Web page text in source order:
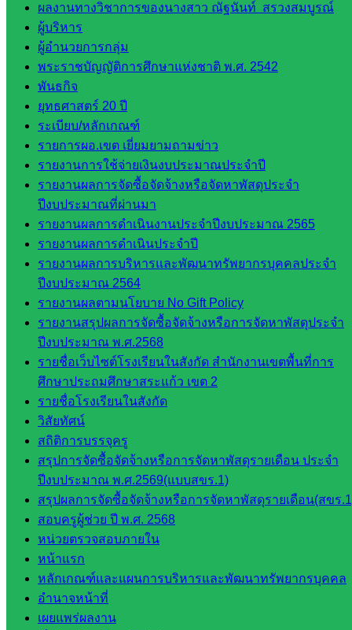
ผลงานทางวิชาการของนางสาว ณัฐนันท์ สรวงสมบูรณ์
ผู้บริหาร
ผู้อำนวยการกลุ่ม
พระราชบัญญัติการศึกษาแห่งชาติ พ.ศ. 2542
พันธกิจ
ยุทธศาสตร์ 20 ปี
ระเบียบ/หลักเกณฑ์
รายการผอ.เขต เยี่ยมยามถามข่าว
รายงานการใช้จ่ายเงินงบประมาณประจำปี
รายงานผลการจัดซื้อจัดจ้างหรือจัดหาพัสดุประจำ
ปีงบประมาณที่ผ่านมา
รายงานผลการดำเนินงานประจำปีงบประมาณ 2565
รายงานผลการดำเนินประจำปี
รายงานผลการบริหารและพัฒนาทรัพยากรบุคคลประจำ
ปีงบประมาณ 2564
รายงานผลตามนโยบาย No Gift Policy
รายงานสรุปผลการจัดซื้อจัดจ้างหรือการจัดหาพัสดุประจำ
ปีงบประมาณ พ.ศ.2568
รายชื่อเว็บไซต์โรงเรียนในสังกัด สำนักงานเขตพื้นที่การ
ศึกษาประถมศึกษาสระแก้ว เขต 2
รายชื่อโรงเรียนในสังกัด
วิสัยทัศน์
สถิติการบรรจุครู
สรุปการจัดซื้อจัดจ้างหรือการจัดหาพัสดุรายเดือน ประจำ
ปีงบประมาณ พ.ศ.2569(แบบสขร.1)
สรุปผลการจัดซื้อจัดจ้างหรือการจัดหาพัสดุรายเดือน(สขร
สอบครูผู้ช่วย ปี พ.ศ. 2568
หน่วยตรวจสอบภายใน
หน้าแรก
หลักเกณฑ์และแผนการบริหารและพัฒนาทรัพยากรบุคคล
อำนาจหน้าที่
เผยแพร่ผลงาน
เว็บไซต์
หลักสูตร
ต้าน
ทุจริต
ห้อง
นิเทศ
ศน.นิพนธ์
พรมพิไล
ห้อง
นิเทศ
ศน.ชยา
ธิศ/
ศน.อัญชลี
ห้อง
นิเทศ
ดร.สราว
ดี เพ็งศรี
โคตร
เว็บไซต์
คณะ
กรรมการ
ก.ต.ป.น.
เว็บไซต์
อ.ค.ก.ศ.เขต
พื้นที่การ
ศึกษา
ดาวน์โหลด
เอกสาร